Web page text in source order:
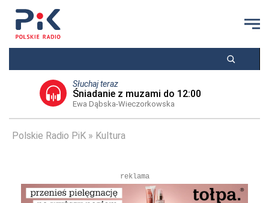
Słuchaj teraz
Śniadanie z muzami do 12:00
Ewa Dąbska-Wieczorkowska
Polskie Radio PiK Kultura
reklama